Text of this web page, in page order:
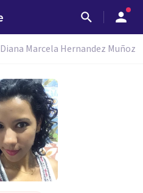
Diana Marcela Hernandez Muñoz